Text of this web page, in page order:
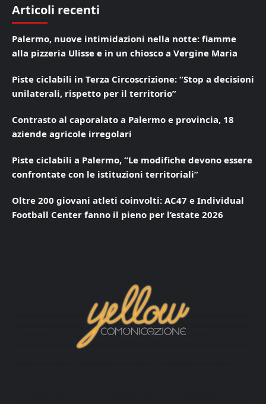
Articoli recenti
Palermo, nuove intimidazioni nella notte: fiamme
alla pizzeria Ulisse e in un chiosco a Vergine Maria
Piste ciclabili in Terza Circoscrizione: “Stop a decisioni
unilaterali, rispetto per il territorio”
Contrasto al caporalato a Palermo e provincia, 18
aziende agricole irregolari
Piste ciclabili a Palermo, “Le modifiche devono essere
confrontate con le istituzioni territoriali”
Oltre 200 giovani atleti coinvolti: AC47 e Individual
Football Center fanno il pieno per l’estate 2026